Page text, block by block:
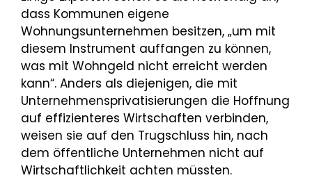
dass Kommunen eigene
Wohnungsunternehmen besitzen, „um mit
diesem Instrument auffangen zu können,
was mit Wohngeld nicht erreicht werden
kann“. Anders als diejenigen, die mit
Unternehmensprivatisierungen die Hoffnung
auf effizienteres Wirtschaften verbinden,
weisen sie auf den Trugschluss hin, nach
dem öffentliche Unternehmen nicht auf
Wirtschaftlichkeit achten müssten.